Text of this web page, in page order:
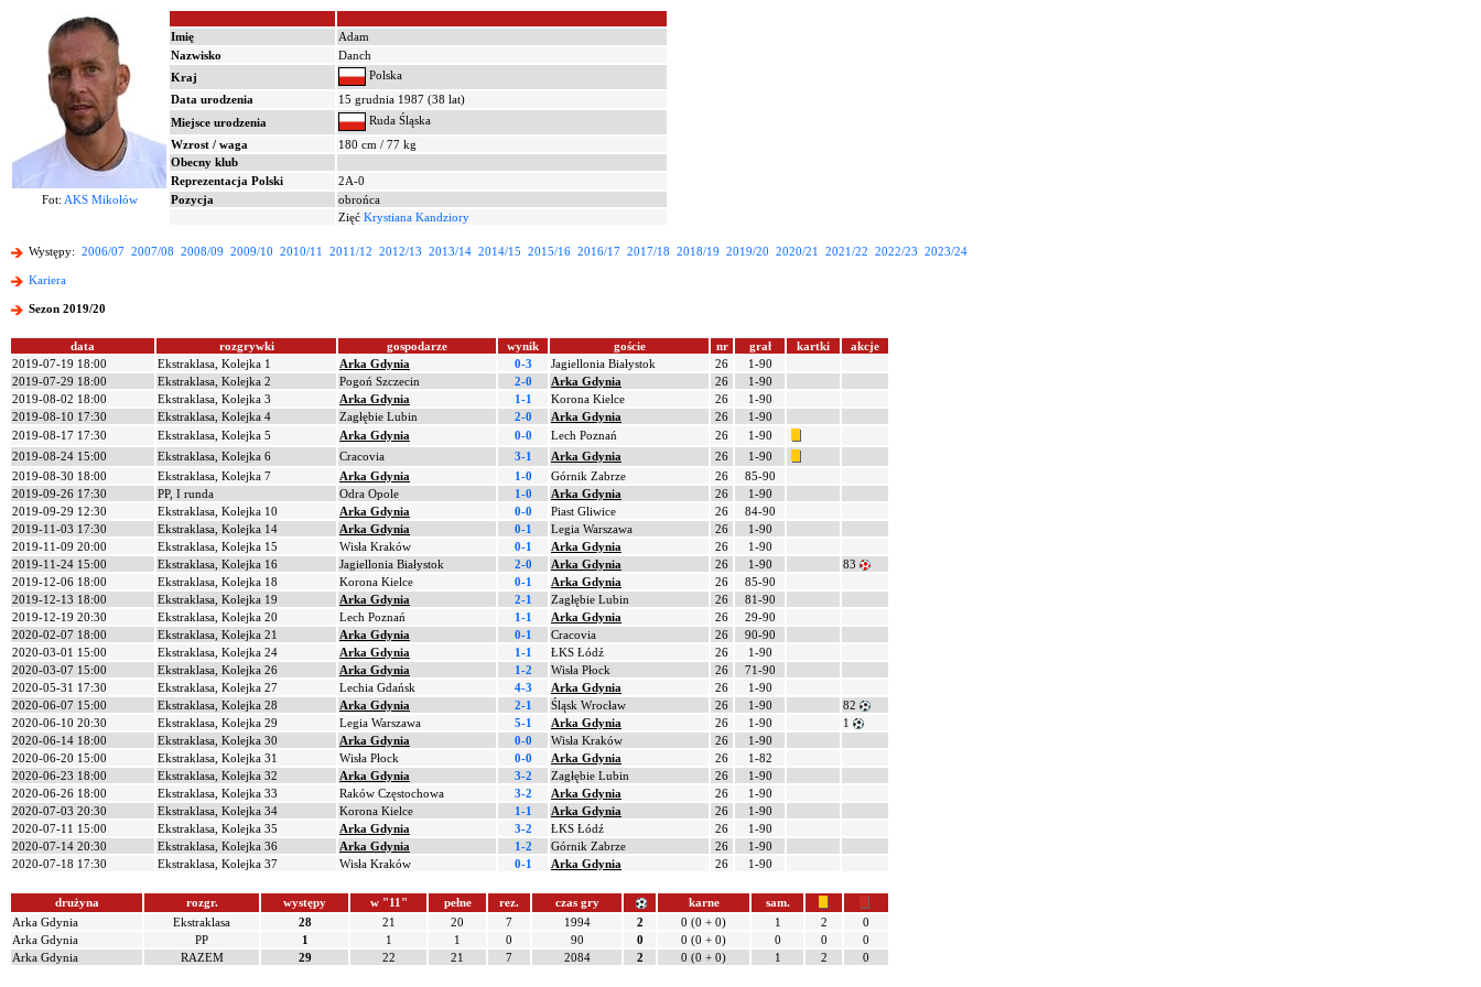
Imię
Adam
Nazwisko
Danch
Kraj
Polska
Data urodzenia
15 grudnia 1987 (38 lat)
Miejsce urodzenia
Ruda Śląska
Wzrost / waga
180 cm / 77 kg
Obecny klub
Reprezentacja Polski
2A-0
Fot: AKS Mikołów Pozycja
obrońca
Zięć Krystiana Kandziory
Występy: 2006/07 2007/08 2008/09 2009/10 2010/11 2011/12 2012/13 2013/14 2014/15 2015/16 2016/17 2017/18 2018/19 2019/20 2020/21 2021/22 2022/23 2023/24
Kariera
Sezon 2019/20
data rozgrywki gospodarze wynik goście nr grał kartki
akcje
2019-07-19 18:00
Ekstraklasa, Kolejka 1 Arka Gdynia 0-3 Jagiellonia Białystok 26
1-90
2019-07-29 18:00
Ekstraklasa, Kolejka 2 Pogoń Szczecin 2-0 Arka Gdynia 26
1-90
2019-08-02 18:00
Ekstraklasa, Kolejka 3 Arka Gdynia 1-1 Korona Kielce 26
1-90
2019-08-10 17:30
Ekstraklasa, Kolejka 4 Zagłębie Lubin 2-0 Arka Gdynia 26
1-90
2019-08-17 17:30
Ekstraklasa, Kolejka 5 Arka Gdynia 0-0 Lech Poznań 26
1-90
2019-08-24 15:00
Ekstraklasa, Kolejka 6 Cracovia 3-1 Arka Gdynia 26
1-90
2019-08-30 18:00
Ekstraklasa, Kolejka 7 Arka Gdynia 1-0 Górnik Zabrze 26
85-90
2019-09-26 17:30
PP, I runda Odra Opole 1-0 Arka Gdynia 26
1-90
2019-09-29 12:30
Ekstraklasa, Kolejka 10 Arka Gdynia 0-0 Piast Gliwice 26
84-90
2019-11-03 17:30
Ekstraklasa, Kolejka 14 Arka Gdynia 0-1 Legia Warszawa 26
1-90
2019-11-09 20:00
Ekstraklasa, Kolejka 15 Wisła Kraków 0-1 Arka Gdynia 26
1-90
2019-11-24 15:00
Ekstraklasa, Kolejka 16 Jagiellonia Białystok 2-0 Arka Gdynia 26 1-90
83
2019-12-06 18:00
Ekstraklasa, Kolejka 18 Korona Kielce 0-1 Arka Gdynia 26
85-90
2019-12-13 18:00
Ekstraklasa, Kolejka 19 Arka Gdynia 2-1 Zagłębie Lubin 26
81-90
2019-12-19 20:30
Ekstraklasa, Kolejka 20 Lech Poznań 1-1 Arka Gdynia 26
29-90
2020-02-07 18:00
Ekstraklasa, Kolejka 21 Arka Gdynia 0-1 Cracovia 26
90-90
2020-03-01 15:00
Ekstraklasa, Kolejka 24 Arka Gdynia 1-1 ŁKS Łódź 26
1-90
2020-03-07 15:00
Ekstraklasa, Kolejka 26 Arka Gdynia 1-2 Wisła Płock 26
71-90
2020-05-31 17:30
Ekstraklasa, Kolejka 27 Lechia Gdańsk 4-3 Arka Gdynia 26
1-90
2020-06-07 15:00
Ekstraklasa, Kolejka 28 Arka Gdynia 2-1 Śląsk Wrocław 26 1-90
82
2020-06-10 20:30
Ekstraklasa, Kolejka 29 Legia Warszawa 5-1 Arka Gdynia 26 1-90
1
2020-06-14 18:00
Ekstraklasa, Kolejka 30 Arka Gdynia 0-0 Wisła Kraków 26
1-90
2020-06-20 15:00
Ekstraklasa, Kolejka 31 Wisła Płock 0-0 Arka Gdynia 26
1-82
2020-06-23 18:00
Ekstraklasa, Kolejka 32 Arka Gdynia 3-2 Zagłębie Lubin 26
1-90
2020-06-26 18:00
Ekstraklasa, Kolejka 33 Raków Częstochowa 3-2 Arka Gdynia 26
1-90
2020-07-03 20:30
Ekstraklasa, Kolejka 34 Korona Kielce 1-1 Arka Gdynia 26
1-90
2020-07-11 15:00
Ekstraklasa, Kolejka 35 Arka Gdynia 3-2 ŁKS Łódź 26
1-90
2020-07-14 20:30
Ekstraklasa, Kolejka 36 Arka Gdynia 1-2 Górnik Zabrze 26
1-90
2020-07-18 17:30
Ekstraklasa, Kolejka 37 Wisła Kraków 0-1 Arka Gdynia 26 1-90
drużyna rozgr. występy w "11" pełne rez. czas gry karne
sam.
Arka Gdynia
Ekstraklasa 28 21 20 7 1994 2 0 (0 + 0) 1 2
0
Arka Gdynia
PP 1 1 1 0 90 0 0 (0 + 0) 0 0
0
Arka Gdynia
RAZEM 29 22 21 7 2084 2 0 (0 + 0) 1 2 0